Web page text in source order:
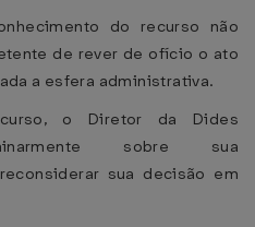
do recurso não
de rever de ofício o ato
a esfera administrativa.
o Diretor da Dides
sobre sua
sua decisão em